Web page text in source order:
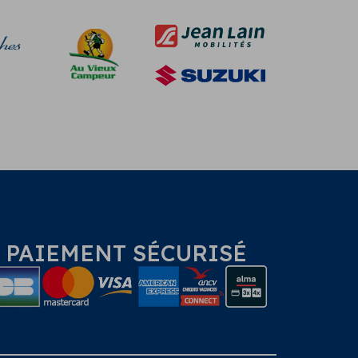
PAIEMENT SÉCURISÉ